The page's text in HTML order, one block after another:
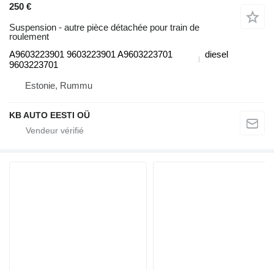
250 €
Suspension - autre pièce détachée pour train de
roulement
A9603223901 9603223901 A9603223701
9603223701
diesel
Estonie, Rummu
KB AUTO EESTI OÜ